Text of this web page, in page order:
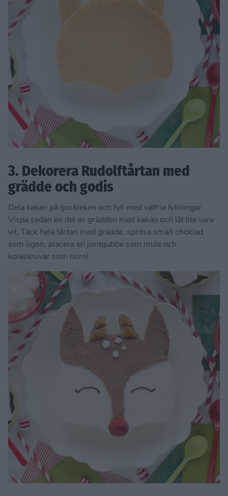
3. Dekorera Rudolftårtan med
grädde och godis
Dela kakan på tjockleken och fyll med valfria fyllningar.
Vispa sedan en del av grädden med kakao och låt lite vara
vit. Täck hela tårtan med grädde, spritsa smält choklad
som ögon, placera en jordgubbe som mule och
kolaskruvar som horn!